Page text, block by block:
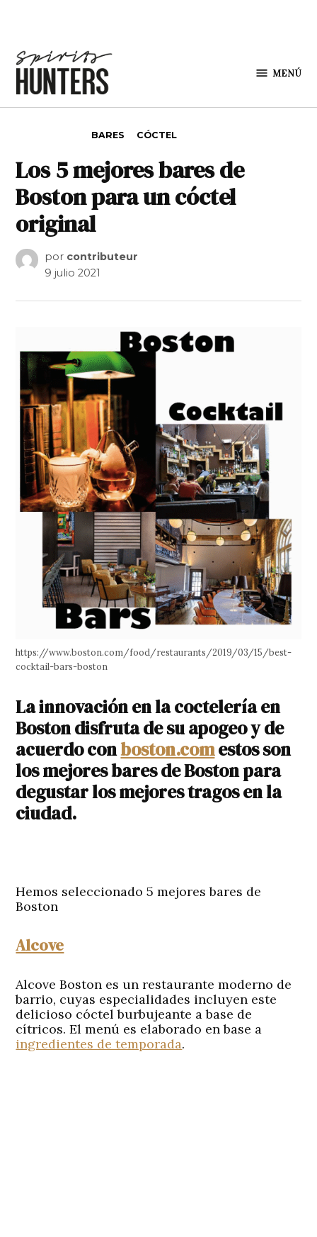
MENÚ
BARES CÓCTEL
Los 5 mejores bares de
Boston para un cóctel
original
por contributeur
9 julio 2021
https://www.boston.com/food/restaurants/2019/03/15/best-
cocktail-bars-boston
La innovación en la coctelería en
Boston disfruta de su apogeo y de
acuerdo conboston.comestos son
los mejores bares de Boston para
degustar los mejores tragos en la
ciudad.
Hemos seleccionado 5 mejores bares de
Boston
Alcove
Alcove Boston es un restaurante moderno de
barrio, cuyas especialidades incluyen este
delicioso cóctel burbujeante a base de
cítricos. El menú es elaborado en base a
ingredientes de temporada.